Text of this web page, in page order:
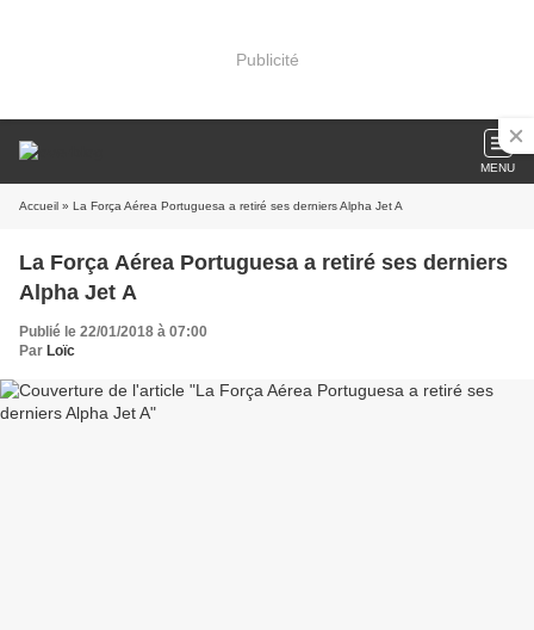
Publicité
MENU
Accueil » La Força Aérea Portuguesa a retiré ses derniers Alpha Jet A
La Força Aérea Portuguesa a retiré ses derniers
Alpha Jet A
Publié le 22/01/2018 à 07:00
Par Loïc